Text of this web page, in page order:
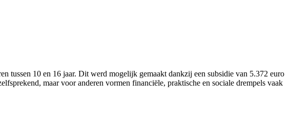
tussen 10 en 16 jaar. Dit werd mogelijk gemaakt dankzij een subsidie van 5.372 euro
maar voor anderen vormen financiële, praktische en sociale drempels vaak